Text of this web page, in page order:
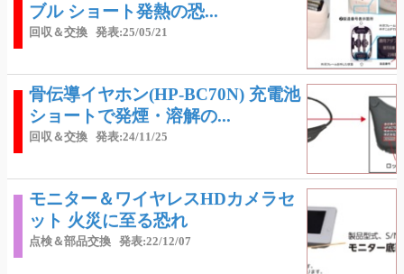
ブル ショート発熱の恐...
回収＆交換 発表:25/05/21
骨伝導イヤホン(HP-BC70N) 充電池
ショートで発煙・溶解の...
回収＆交換 発表:24/11/25
モニター＆ワイヤレスHDカメラセ
ット 火災に至る恐れ
点検＆部品交換 発表:22/12/07